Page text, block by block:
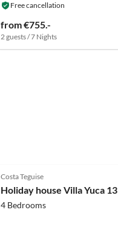
Free cancellation
from €755.-
2 guests / 7 Nights
Costa Teguise
Holiday house Villa Yuca 13
4 Bedrooms